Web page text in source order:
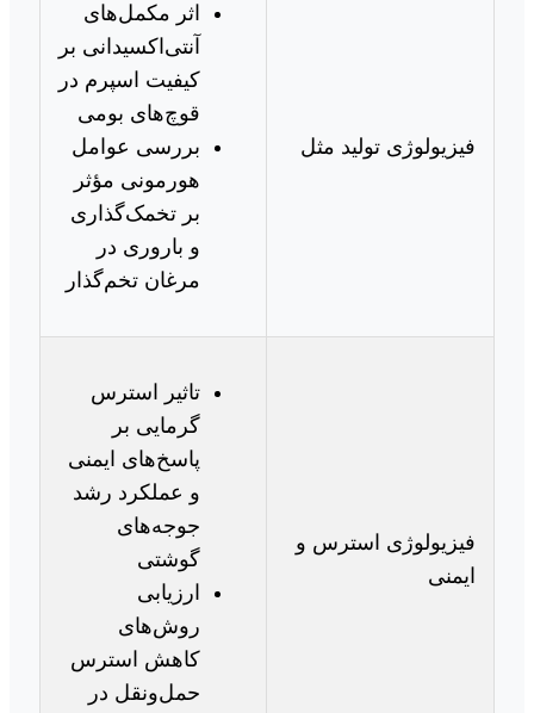
فیزیولوژی تولید مثل
اثر مکمل‌های
آنتی‌اکسیدانی بر
کیفیت اسپرم در
قوچ‌های بومی
بررسی عوامل
هورمونی مؤثر
بر تخمک‌گذاری
و باروری در
مرغان تخم‌گذار
فیزیولوژی استرس و
ایمنی
تاثیر استرس
گرمایی بر
پاسخ‌های ایمنی
و عملکرد رشد
جوجه‌های
گوشتی
ارزیابی
روش‌های
کاهش استرس
حمل‌ونقل در